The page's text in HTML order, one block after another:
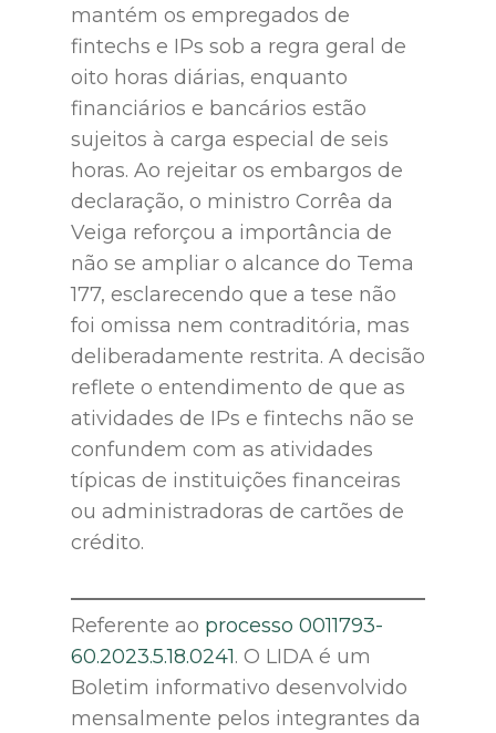
mantém os empregados de
fintechs e IPs sob a regra geral de
oito horas diárias, enquanto
financiários e bancários estão
sujeitos à carga especial de seis
horas. Ao rejeitar os embargos de
declaração, o ministro Corrêa da
Veiga reforçou a importância de
não se ampliar o alcance do Tema
177, esclarecendo que a tese não
foi omissa nem contraditória, mas
deliberadamente restrita. A decisão
reflete o entendimento de que as
atividades de IPs e fintechs não se
confundem com as atividades
típicas de instituições financeiras
ou administradoras de cartões de
crédito.
Referente ao processo 0011793-
60.2023.5.18.0241. O LIDA é um
Boletim informativo desenvolvido
mensalmente pelos integrantes da